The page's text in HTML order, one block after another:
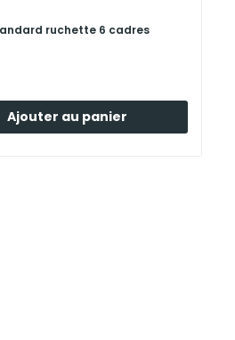
ruchette 6 cadres
Ajouter au panier